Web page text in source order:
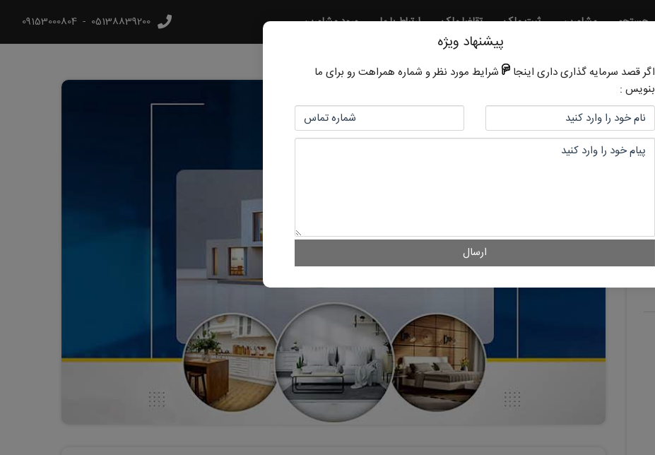
جستجو مشاورین ثبت ملک تقاضا ملک ارتباط با ما ورود مشاورین 05138839200
-
09153000804
پیشنهاد ویژه
اگر قصد سرمایه گذاری داری اینجا
شرایط مورد نظر و شماره همراهت رو برای ما
بنویس :
ارسال